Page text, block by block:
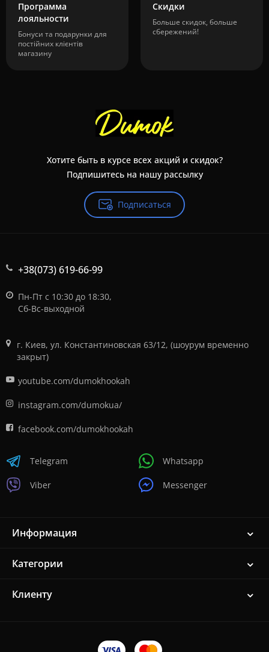
Программа
лояльности
Бонуси та подарунки для
постійних клієнтів
магазину
Скидки
Больше скидок, больше
сбережений!
Хотите быть в курсе всех акций и скидок?
Подпишитесь на нашу рассылку
Подписаться
+38(073) 619-66-99
Пн-Пт с 10:30 до 18:30,
Сб-Вс-выходной
г. Киев, ул. Константиновская 63/12, (шоурум временно
закрыт)
youtube.com/dumokhookah
instagram.com/dumokua/
facebook.com/dumokhookah
Telegram
Viber
Whatsapp
Messenger
Информация
Категории
Клиенту